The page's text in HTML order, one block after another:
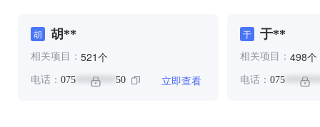
胡 胡**
相关项目： 521个
电话： 075 ******** 50 立即查看
于 于**
相关项目： 498个
电话： 075